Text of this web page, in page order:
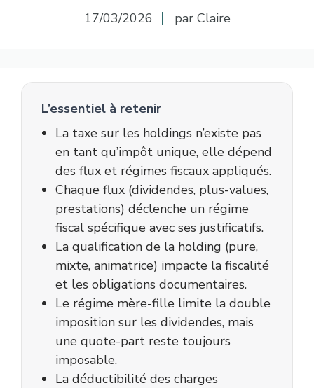
17/03/2026 par Claire
L’essentiel à retenir
La taxe sur les holdings n’existe pas
en tant qu’impôt unique, elle dépend
des flux et régimes fiscaux appliqués.
Chaque flux (dividendes, plus-values,
prestations) déclenche un régime
fiscal spécifique avec ses justificatifs.
La qualification de la holding (pure,
mixte, animatrice) impacte la fiscalité
et les obligations documentaires.
Le régime mère-fille limite la double
imposition sur les dividendes, mais
une quote-part reste toujours
imposable.
La déductibilité des charges